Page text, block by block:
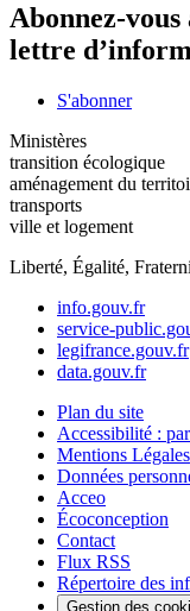
Abonnez-
lettre
S'abonner
Ministères
transition écologique
aménagement du
transports
ville et logement
Liberté, Égalité,
info.gouv.fr
service-
legifrance.gouv.fr
data.gouv.fr
Plan du site
Accessibilité :
Mentions Légales
Données
Acceo
Écoconception
Contact
Flux RSS
Répertoire des
Gestion des